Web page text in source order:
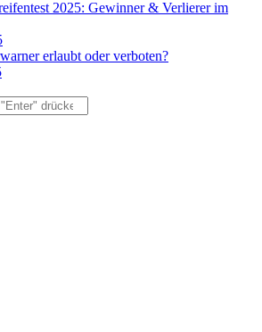
2025: Gewinner & Verlierer im
erlaubt oder verboten?